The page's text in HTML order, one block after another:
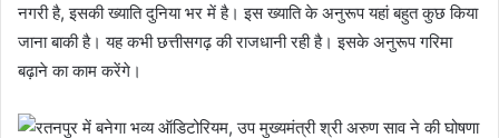
नगरी है, इसकी ख्याति दुनिया भर में है। इस ख्याति के अनुरूप यहां बहुत कुछ किया
जाना बाकी है। यह कभी छत्तीसगढ़ की राजधानी रही है। इसके अनुरूप गरिमा
बढ़ाने का काम करेंगे।